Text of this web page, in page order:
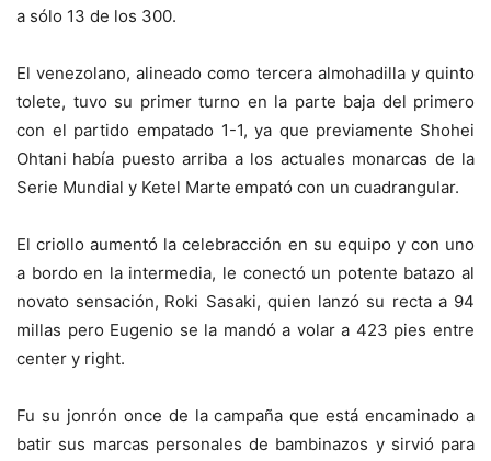
a sólo 13 de los 300.
El venezolano, alineado como tercera almohadilla y quinto
tolete, tuvo su primer turno en la parte baja del primero
con el partido empatado 1-1, ya que previamente Shohei
Ohtani había puesto arriba a los actuales monarcas de la
Serie Mundial y Ketel Marte empató con un cuadrangular.
El criollo aumentó la celebracción en su equipo y con uno
a bordo en la intermedia, le conectó un potente batazo al
novato sensación, Roki Sasaki, quien lanzó su recta a 94
millas pero Eugenio se la mandó a volar a 423 pies entre
center y right.
Fu su jonrón once de la campaña que está encaminado a
batir sus marcas personales de bambinazos y sirvió para